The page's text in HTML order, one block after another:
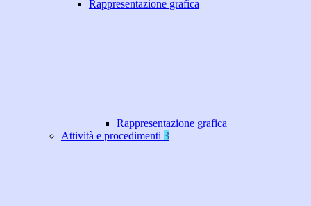
Rappresentazione grafica
Rappresentazione grafica
Attività e procedimenti 3